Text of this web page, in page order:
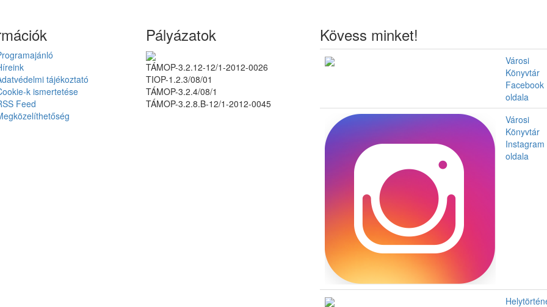
tájékoztató
k ismertetése
Feed
Pályázatok
TÁMOP-3.2.12-12/1-2012-0026
TIOP-1.2.3/08/01
TÁMOP-3.2.4/08/1
TÁMOP-3.2.8.B-12/1-2012-0045
Kövess minket!
Városi
Könyvtár
Facebook
oldala
Városi
Könyvtár
Instagram
oldala